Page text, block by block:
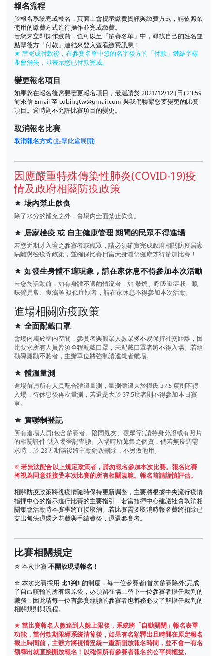
報名流程
於報名系統完成報名，頁面上會提示繳費資訊與繳費方式，請依照欲
使用的繳費方式進行操作並完成繳費。
若您未立即操作繳費，也可以至「參賽名單」中，尋找自己的姓名並
點擊後方「付款」連結來登入查看繳費訊息！
★ 當完成付款後，在參賽名單中您的名字後方的「付款」鏈結字樣
即會消失，即表示您已付款完成。
變更報名項目
如果您在報名後需要變更報名項目，最遲請於 2021/12/12 (日) 23:59
前來信 Email 至 cubingtw@gmail.com 與我們聯繫您要變更的比賽
項目。逾時則不允許比賽項目的變更。
取消報名比賽
取消報名方式(點擊此處展開)
因應嚴重特殊傳染性肺炎(COVID-19)疫
情及政府相關防疫政策
★ 場內禁止飲食
除了水分的補充之外，會場內全面禁止飲食。
★ 居家檢疫 或 自主健康管理 期間的民眾不得進場
若您近期才入境之參賽者或觀眾，請必須確實完成政府相關防疫居家
隔離與檢疫等政策，並確保比賽日當天身體仍健康才得參加比賽！
★ 如發生身體不適現象，請在家休息不得參加本次活動
若您於活動前，如有身體不適的情況者，如 發燒、呼吸道症狀、嗅
味覺異常、腹瀉等 疑似症狀者，請在家休息不得參加本次活動。
進場相關防疫政策
★ 全面配戴口罩
會場內屬於室內空間，參賽者與觀眾人數眾多不易保持社交距離，因
此要求所有人員皆須全程配戴口罩，未配戴口罩者將不得入場。若經
勸導屢勸不聽者，主辦單位將強制請違規者離場。
★ 體溫量測
進場前請所有人員配合體溫量測，量測體溫大於攝氏 37.5 度則不得
入場，待休息後再次量測，若還是大於 37.5度者則不得參加本日賽
事。
★ 實聯制登記
所有進場人員(包含參賽者、陪同親友、觀眾等) 請持身分證或有照片
的相關證件 供入場登記查驗。入場時所蒐集之個資，倘若無疫調需
求時，於 28天期滿後將主動銷毀刪除，不另做他用。
※ 若無法配合以上規定政策者，請勿報名參加本次比賽。報名比賽
將視為同意並接受本次比賽的所有相關規範。報名前請謹慎評估。
相關防疫政策將視疫情隨時保持更新調整，主要將根據中央流行疫情
指揮中心的指示進行比賽的主要指引，若當指揮中心建議社會取消相
關集會活動時本賽事將直接取消。若比賽需要取消時報名費將扣除已
支出無法退還之花費與手續費後，退還參賽者。
比賽相關規定
☆ 本次比賽 不開放現場報名 ！
☆ 本次比賽採用 比1判1 的制度，每一位參賽者(首次參賽除外)完成
了自己該輪的所有還原後，必須留在場上替下一位參賽者擔任裁判的
職務，因此請每一位有參賽經驗的參賽者也都務必要了解擔任裁判的
相關規則與流程。
★ 當比賽報名人數達到人數上限後，系統將「自動關閉」報名表單
功能，當付款期限經系統清算後，如果有名額釋出且時間在原定報名
截止時間前，主辦方將視情況統一重新開放報名時間，並不會一有名
額釋出就直接開放報名！以確保所有參賽者報名的公平與權益。